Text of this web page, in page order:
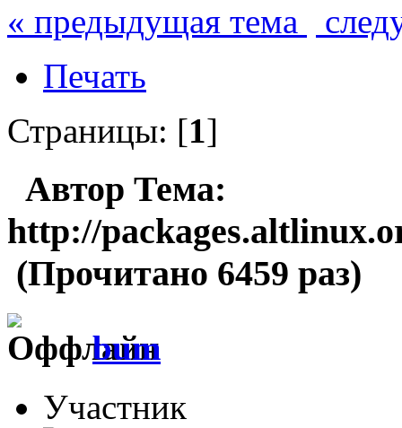
« предыдущая тема
Печать
Страницы: [1]
Автор Тема:
http://
(Прочитано 6459 раз)
bum
Участник